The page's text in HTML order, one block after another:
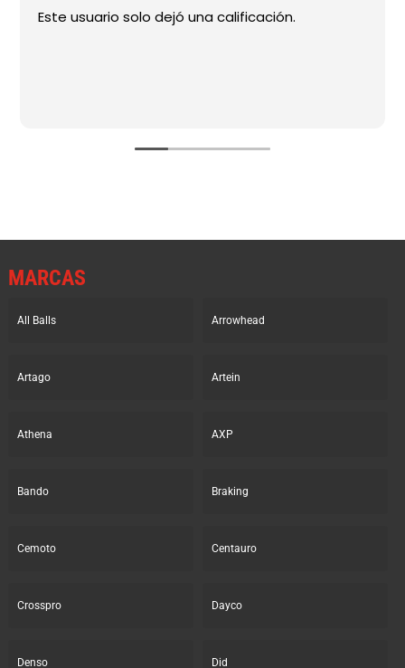
Este usuario solo dejó una calificación.
MARCAS
All Balls Arrowhead
Artago Artein
Athena AXP
Bando Braking
Cemoto Centauro
Crosspro Dayco
Denso Did